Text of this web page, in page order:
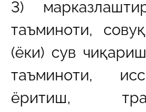
3)
таъминоти,
(ёки) сув
таъминоти,
ёритиш,